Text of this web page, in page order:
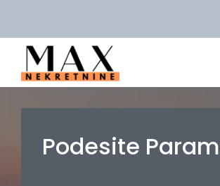
Podesite